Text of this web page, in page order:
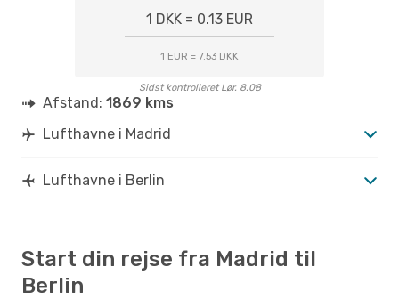
1 DKK = 0.13 EUR
1 EUR = 7.53 DKK
Sidst kontrolleret Lør. 8.08
Afstand: 1869 kms
Lufthavne i Madrid
Lufthavne i Berlin
Start din rejse fra Madrid til
Berlin